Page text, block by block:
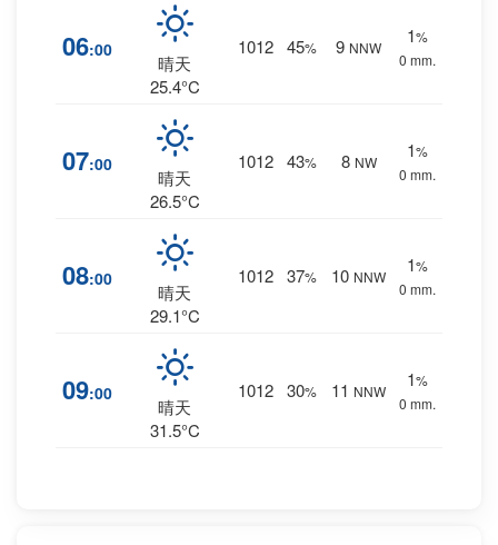
06:00
晴天
25.4°C
1012 45% 9 NNW
1%
0 mm.
07:00
晴天
26.5°C
1012 43% 8 NW
1%
0 mm.
08:00
晴天
29.1°C
1012 37% 10 NNW
1%
0 mm.
09:00
晴天
31.5°C
1012 30% 11 NNW
1%
0 mm.